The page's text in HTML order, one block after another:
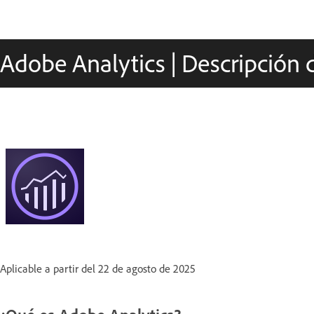
Adobe Analytics | Descripción
Aplicable a partir del 22 de agosto de 2025